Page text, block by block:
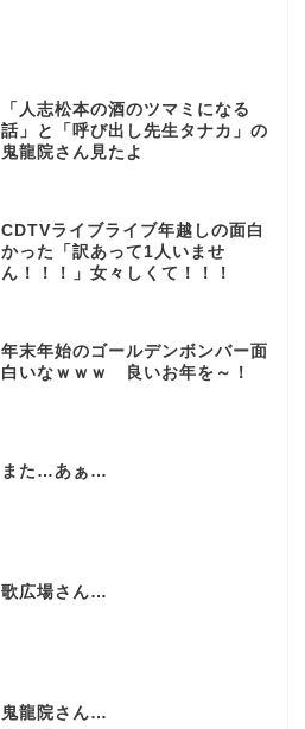
「人志松本の酒のツマミになる
話」と「呼び出し先生タナカ」の
鬼龍院さん見たよ
CDTVライブライブ年越しの面白
かった「訳あって1人いませ
ん！！！」女々しくて！！！
年末年始のゴールデンボンバー面
白いなｗｗｗ 良いお年を～！
また…あぁ…
歌広場さん…
鬼龍院さん…